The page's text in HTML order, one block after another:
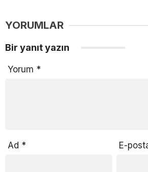
YORUMLAR
Bir yanıt yazın
Yorum *
Ad * E-